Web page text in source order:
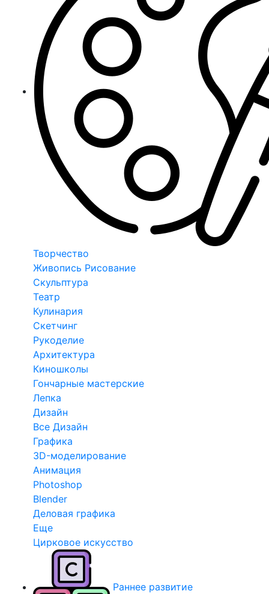
Творчество
Живопись Рисование
Скульптура
Театр
Кулинария
Скетчинг
Рукоделие
Архитектура
Киношколы
Гончарные мастерские
Лепка
Дизайн
Все Дизайн
Графика
3D-моделирование
Анимация
Photoshop
Blender
Деловая графика
Еще
Цирковое искусство
Раннее развитие